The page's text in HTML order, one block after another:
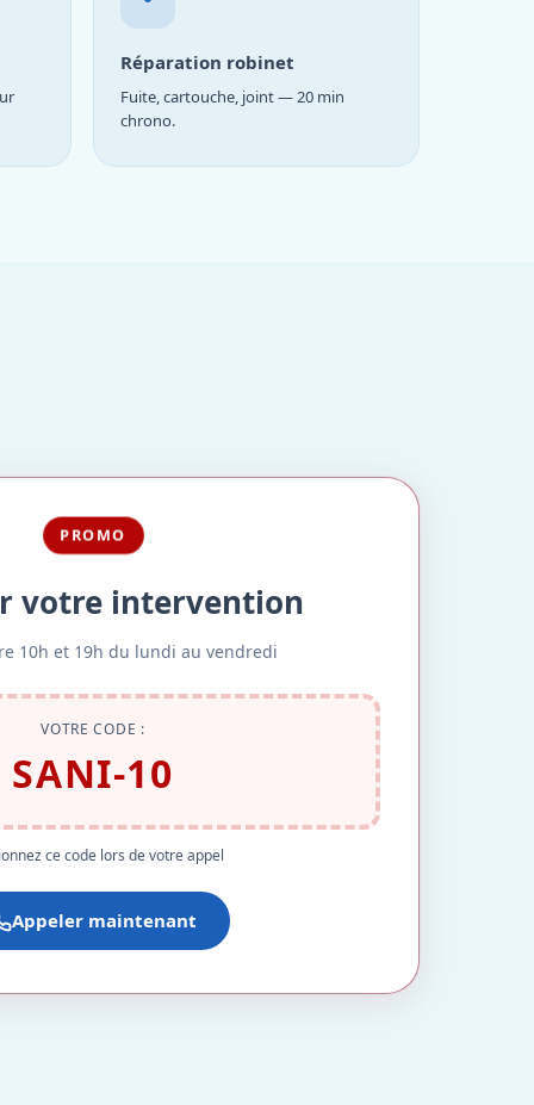
Réparation robinet
Fuite, cartouche, joint — 20 min
chrono.
PROMO
votre intervention
10h et 19h du lundi au vendredi
VOTRE CODE :
SANI-10
ce code lors de votre appel
Appeler maintenant